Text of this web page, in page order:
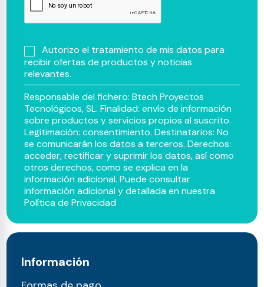
Autorizo el tratamiento de mis datos para
recibir ofertas de productos y noticias
relevantes.
Responsable del fichero: Btech Proyectos
Tecnológicos, SL. Finalidad: envío de información
sobre productos y servicios propios al suscrito.
Legitimación: consentimiento. Destinatarios: No
se comunicarán los datos a terceros. Derechos:
acceder, rectificar y suprimir los datos, así como
otros derechos, como se explica en la
información adicional. Puede consultar
información adicional y detallada en nuestra
Política de Privacidad
Información